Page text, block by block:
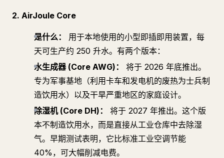
2. AirJoule Core
是什么：
用于本地使用的小型即插即用装置，每
天可生产约 250 升水。有两个版本：
水生成器 (Core AWG)：
将于 2026 年底推出。
专为军事基地（利用卡车和发电机的废热为士兵制
造饮用水）以及干旱严重地区的家庭设计。
除湿机 (Core DH)：
将于 2027 年推出。这个版
本不制造饮用水，而是直接从工业仓库中去除湿
气。早期测试表明，它比标准工业空调节能
40%，可大幅削减电费。